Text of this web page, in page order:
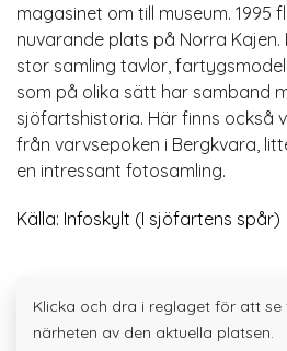
magasinet om till museum. 1995
nuvarande plats på Norra Kajen.
stor samling tavlor,
som på olika sätt har samband
sjöfartshistoria. Här finns också
från varvsepoken i Bergkvara,
en intressant fotosamling.
Källa: Infoskylt (I sjöfartens spår)
Klicka och dra i reglaget för att se
närheten av den aktuella platsen.